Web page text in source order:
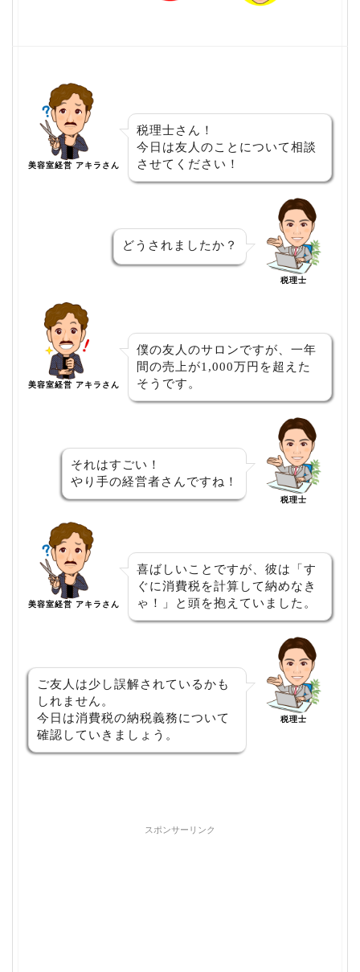
美容室経営 アキラさん
税理士さん！
今日は友人のことについて相談
させてください！
どうされましたか？
税理士
美容室経営 アキラさん
僕の友人のサロンですが、一年
間の売上が1,000万円を超えた
そうです。
それはすごい！
やり手の経営者さんですね！
税理士
美容室経営 アキラさん
喜ばしいことですが、彼は「す
ぐに消費税を計算して納めなき
ゃ！」と頭を抱えていました。
ご友人は少し誤解されているかも
しれません。
今日は消費税の納税義務について
確認していきましょう。
税理士
スポンサーリンク